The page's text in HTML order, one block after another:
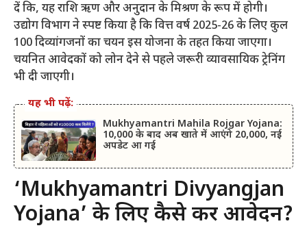
दें कि, यह राशि ऋण और अनुदान के मिश्रण के रूप में होगी।
उद्योग विभाग ने स्पष्ट किया है कि वित्त वर्ष 2025-26 के लिए कुल
100 दिव्यांगजनों का चयन इस योजना के तहत किया जाएगा।
चयनित आवेदकों को लोन देने से पहले जरूरी व्यावसायिक ट्रेनिंग
भी दी जाएगी।
यह भी पढ़ें:
Mukhyamantri Mahila Rojgar Yojana:
10,000 के बाद अब खाते में आएंगे 20,000, नई
अपडेट आ गई
‘Mukhyamantri Divyangjan
Yojana’ के लिए कैसे करें आवेदन?